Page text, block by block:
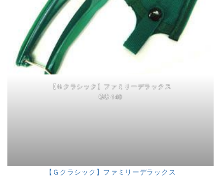
【Ｇクラシック】ファミリーデラックス
GC-140
【Ｇクラシック】ファミリーデラックス